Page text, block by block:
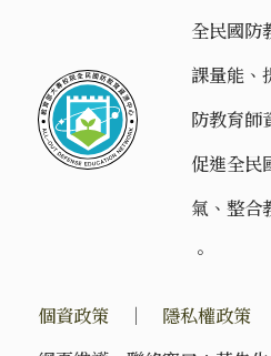
全民國防
課量能、
防教育師
促進全民
氣、整合
。
個資政策 ｜ 隱私權政策